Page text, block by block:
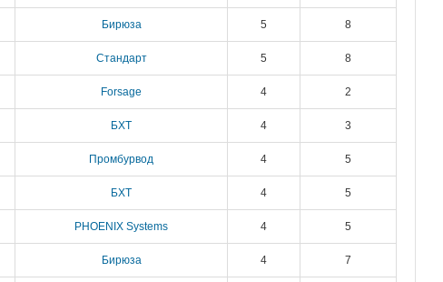
Бирюза 5 8
Стандарт 5 8
Forsage 4 2
БХТ 4 3
Промбурвод 4 5
БХТ 4 5
PHOENIX Systems 4 5
Бирюза 4 7